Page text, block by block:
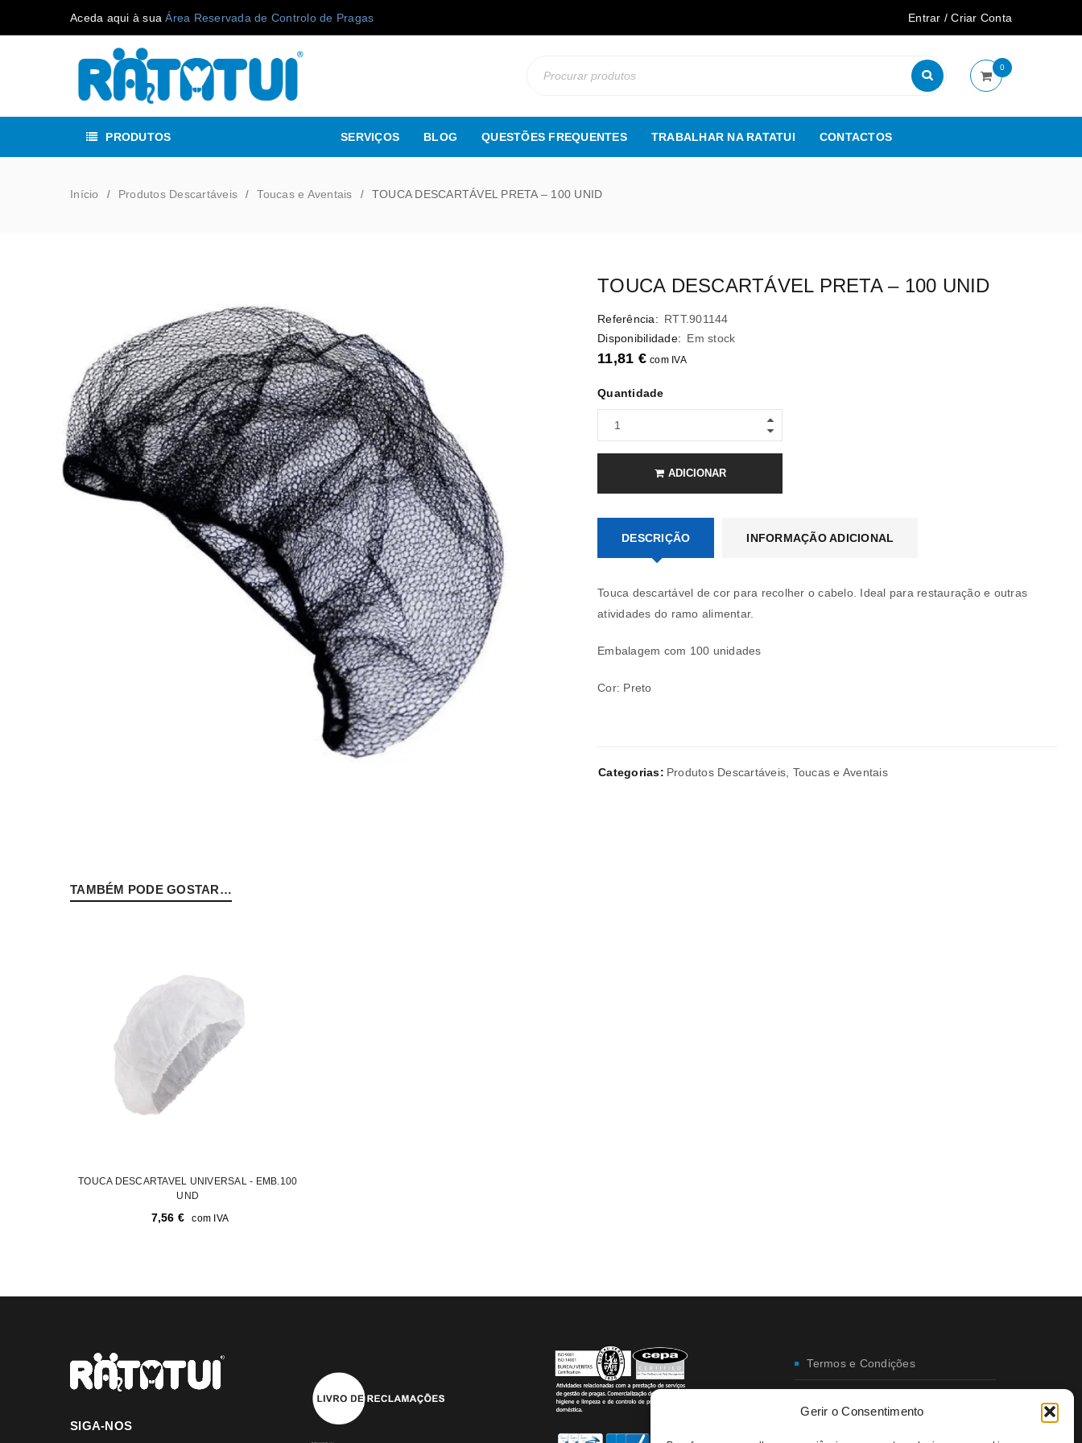
Gerir o Consentimento
Nome de utilizador ou email *
PERDEU A SUA SENHA?
Aceda aqui à suaÁrea Reservada de Controlo de Pragas Entrar /Criar Conta
0
PRODUTOS SERVIÇOS BLOG QUESTÕES FREQUENTES TRABALHAR NA RATATUI CONTACTOS
Início / Produtos Descartáveis / Toucas e Aventais / TOUCA DESCARTÁVEL PRETA – 100 UNID
TOUCA DESCARTÁVEL PRETA – 100 UNID
Referência: RTT.901144
Disponibilidade: Em stock
11,81 € com IVA
Quantidade
ADICIONAR
DESCRIÇÃO INFORMAÇÃO ADICIONAL
Touca descartável de cor para recolher o cabelo. Ideal para restauração e outras
atividades do ramo alimentar.
Embalagem com 100 unidades
Cor: Preto
Categorias: Produtos Descartáveis Toucas e Aventais
TAMBÉM PODE GOSTAR…
TOUCA DESCARTAVEL UNIVERSAL - EMB.100
UND
7,56 € com IVA
SIGA-NOS
Termos e Condições